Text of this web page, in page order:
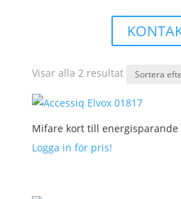
Visar alla 2 resultatSortera
popularitet
Mifare kort till energisparande
Logga in för pris!